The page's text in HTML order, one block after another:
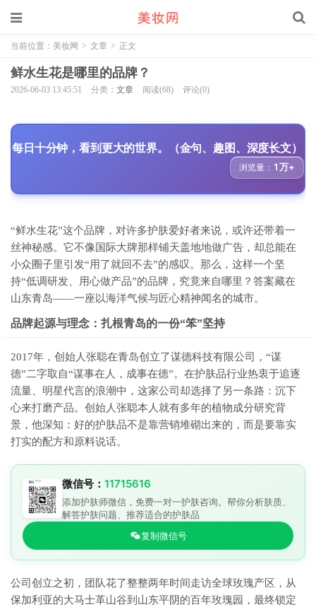
当前位置： 美妆网 > 文章 > 正文
鲜水生花是哪里的品牌？
2026-06-03 13:45:51 分类： 文章 阅读(68) 评论(0)
每日十分钟，看到更大的世界。（金句、趣图、深度长文）
浏览量： 1万+
“鲜水生花”这个品牌，对许多护肤爱好者来说，或许还带着一
丝神秘感。它不像国际大牌那样铺天盖地地做广告，却总能在
小众圈子里引发“用了就回不去”的感叹。那么，这样一个坚
持“低调研发、用心做产品”的品牌，究竟来自哪里？答案藏在
山东青岛——一座以海洋气候与匠心精神闻名的城市。
品牌起源与理念：扎根青岛的一份“笨”坚持
2017年，创始人张聪在青岛创立了谋德科技有限公司，“谋
德”二字取自“谋事在人，成事在德”。在护肤品行业热衷于追逐
流量、明星代言的浪潮中，这家公司却选择了另一条路：沉下
心来打磨产品。创始人张聪本人就有多年的植物成分研究背
景，他深知：好的护肤品不是靠营销堆砌出来的，而是要靠实
打实的配方和原料说话。
微信号： 11715616
添加护肤师微信，免费一对一护肤咨询。帮你分析肤质、
解答护肤问题、推荐适合的护肤品
复制微信号
公司创立之初，团队花了整整两年时间走访全球玫瑰产区，从
保加利亚的大马士革山谷到山东平阴的百年玫瑰园，最终锁定